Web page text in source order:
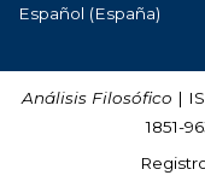
Español (España)
Análisis Filosófico |
1851-